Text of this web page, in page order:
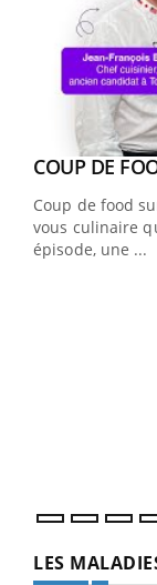
Youtube
COUP DE
Coup de food
vous culinaire
épisode, une ...
LES